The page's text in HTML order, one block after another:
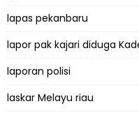
lapas pekanbaru
lapor pak kajari diduga
laporan polisi
laskar Melayu riau